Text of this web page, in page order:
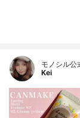
モノシル公
Kei